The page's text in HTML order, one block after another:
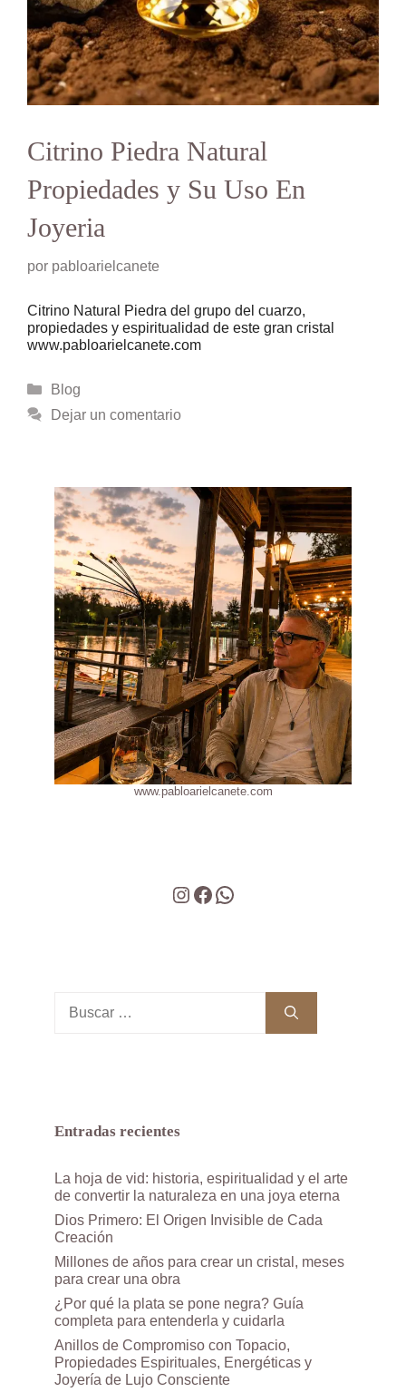
Citrino Piedra Natural
Propiedades y Su Uso En
Joyeria
por pabloarielcanete
Citrino Natural Piedra del grupo del cuarzo,
propiedades y espiritualidad de este gran cristal
www.pabloarielcanete.com
Categorías
Blog
Dejar un comentario
www.pabloarielcanete.com
Instagram
Facebook
WhatsApp
Entradas recientes
La hoja de vid: historia, espiritualidad y el arte
de convertir la naturaleza en una joya eterna
Dios Primero: El Origen Invisible de Cada
Creación
Millones de años para crear un cristal, meses
para crear una obra
¿Por qué la plata se pone negra? Guía
completa para entenderla y cuidarla
Anillos de Compromiso con Topacio,
Propiedades Espirituales, Energéticas y
Joyería de Lujo Consciente